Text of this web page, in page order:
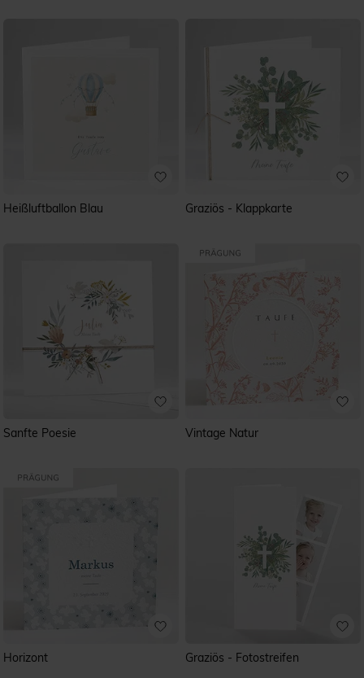
Heißluftballon Blau Graziös - Klappkarte
Sanfte Poesie Vintage Natur
Horizont Graziös - Fotostreifen